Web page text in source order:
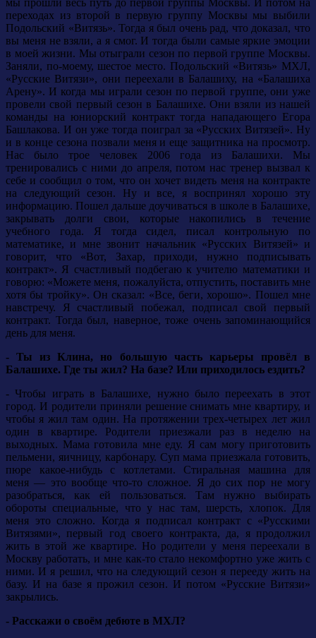
мы прошли весь путь до первой группы Москвы. И потом на
переходах из второй в первую группу Москвы мы выбили
Подольский «Витязь». Тогда я был очень рад, что доказал, что
вы меня не взяли, а я смог. И тогда были самые яркие эмоции
в моей жизни. Мы отыграли сезон по первой группе Москвы.
Заняли, по-моему, шестое место. Подольский «Витязь» МХЛ,
«Русские Витязи», они переехали в Балашиху, на «Балашиха
Арену». И когда мы играли сезон по первой группе, они уже
провели свой первый сезон в Балашихе. Они взяли из нашей
команды на юниорский контракт тогда нападающего Егора
Башлакова. И он уже тогда поиграл за «Русских Витязей». Ну
и в конце сезона позвали меня и еще защитника на просмотр.
Нас было трое человек 2006 года из Балашихи. Мы
тренировались с ними до апреля, потом нас тренер вызвал к
себе и сообщил о том, что он хочет видеть меня на контракте
на следующий сезон. Ну и все, я воспринял хорошо эту
информацию. Пошел дальше доучиваться в школе в Балашихе,
закрывать долги свои, которые накопились в течение
учебного года. Я тогда сидел, писал контрольную по
математике, и мне звонит начальник «Русских Витязей» и
говорит, что «Вот, Захар, приходи, нужно подписывать
контракт». Я счастливый подбегаю к учителю математики и
говорю: «Можете меня, пожалуйста, отпустить, поставить мне
хотя бы тройку». Он сказал: «Все, беги, хорошо». Пошел мне
навстречу. Я счастливый побежал, подписал свой первый
контракт. Тогда был, наверное, тоже очень запоминающийся
день для меня.
- Ты из Клина, но большую часть карьеры провёл в
Балашихе. Где ты жил? На базе? Или приходилось ездить?
- Чтобы играть в Балашихе, нужно было переехать в этот
город. И родители приняли решение снимать мне квартиру, и
чтобы я жил там один. На протяжении трех-четырех лет жил
один в квартире. Родители приезжали раз в неделю на
выходных. Мама готовила мне еду. Я сам могу приготовить
пельмени, яичницу, карбонару. Суп мама приезжала готовить,
пюре какое-нибудь с котлетами. Стиральная машина для
меня — это вообще что-то сложное. Я до сих пор не могу
разобраться, как ей пользоваться. Там нужно выбирать
обороты специальные, что у нас там, шерсть, хлопок. Для
меня это сложно. Когда я подписал контракт с «Русскими
Витязями», первый год своего контракта, да, я продолжил
жить в этой же квартире. Но родители у меня переехали в
Москву работать, и мне как-то стало некомфортно уже жить с
ними. И я решил, что на следующий сезон я перееду жить на
базу. И на базе я прожил сезон. И потом «Русские Витязи»
закрылись.
- Расскажи о своём дебюте в МХЛ?